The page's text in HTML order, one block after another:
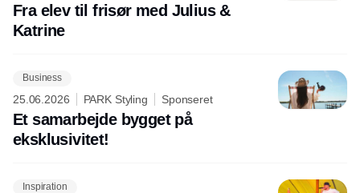
Fra elev til frisør med Julius &
Katrine
Business
25.06.2026 PARK Styling Sponseret
Et samarbejde bygget på
eksklusivitet!
Inspiration